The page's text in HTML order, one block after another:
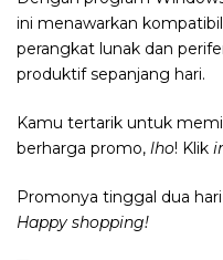
ini menawarkan
perangkat lunak dan
produktif sepanjang hari.
Kamu tertarik untuk
berharga promo, lho! Klik
Promonya tinggal dua
Happy shopping!